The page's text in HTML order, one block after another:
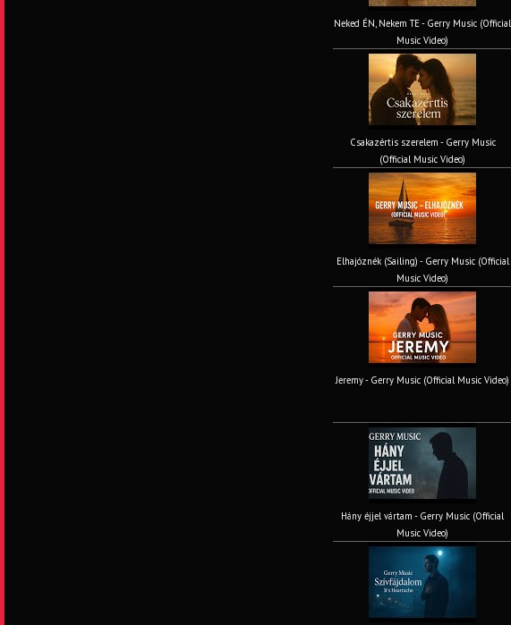
Neked ÉN, Nekem TE - Gerry Music (Official
Music Video)
Csakazértis szerelem - Gerry Music
(Official Music Video)
Elhajóznék (Sailing) - Gerry Music (Official
Music Video)
Jeremy - Gerry Music (Official Music Video)
Hány éjjel vártam - Gerry Music (Official
Music Video)